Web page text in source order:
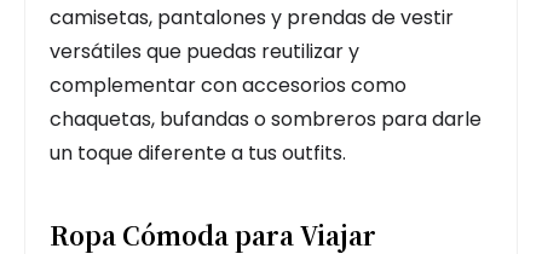
camisetas, pantalones y prendas de vestir
versátiles que puedas reutilizar y
complementar con accesorios como
chaquetas, bufandas o sombreros para darle
un toque diferente a tus outfits.
Ropa Cómoda para Viajar